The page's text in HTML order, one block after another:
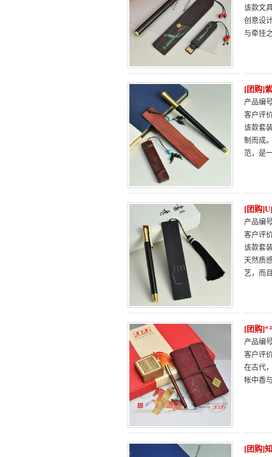
该款文
创意设
与牵挂
[团购]
产品编
客户评
该款套
制而成
范，是
[团购
产品编
客户评
该款套
天然质
艺，而
[团购]“
产品编
客户评
在古代
帐中香
[团购]